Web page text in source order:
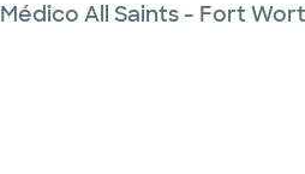
All Saints - Fort